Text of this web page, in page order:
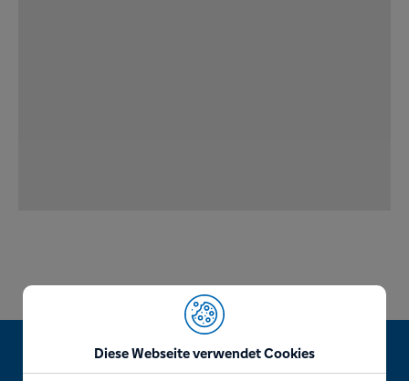
Diese Webseite verwendet Cookies